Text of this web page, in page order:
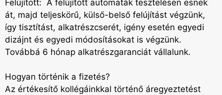
Felújított: A felújított automaták tesztelésen esnek
át, majd teljeskörű, külső-belső felújítást végzünk,
így tisztítást, alkatrészcserét, igény esetén egyedi
dizájnt és egyedi módosításokat is végzünk.
Továbbá 6 hónap alkatrészgaranciát vállalunk.
Hogyan történik a fizetés?
Az értékesítő kollégáinkkal történő áregyeztetést